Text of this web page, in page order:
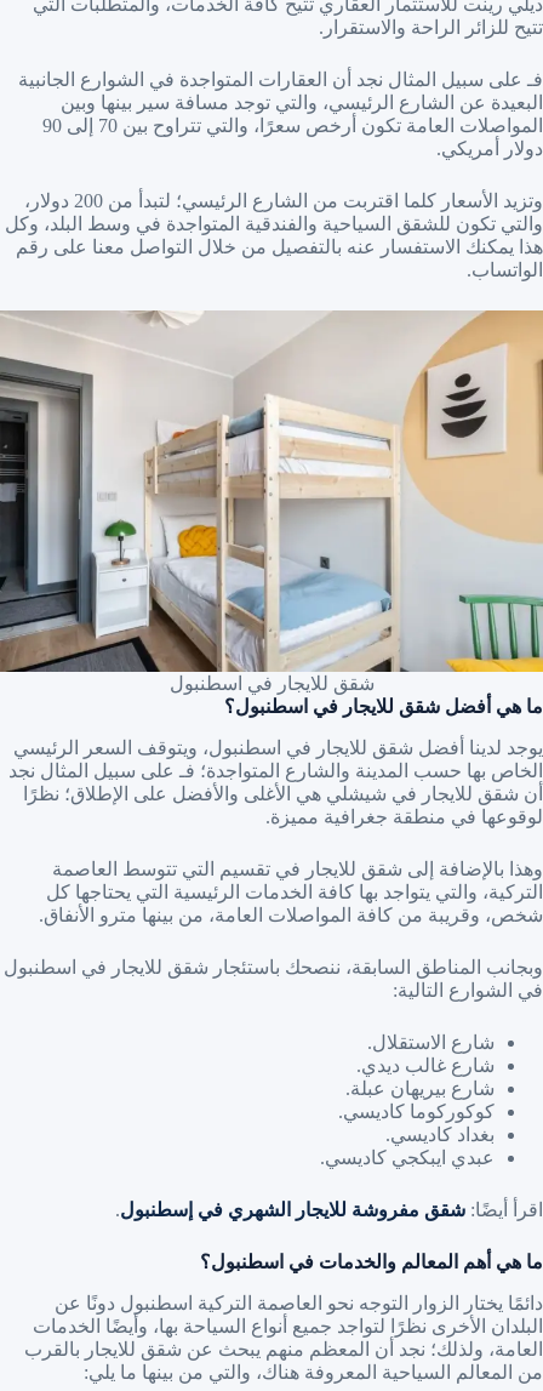
تتيح للزائر الراحة والاستقرار.
فـ على سبيل المثال نجد أن العقارات المتواجدة في الشوارع الجانبية
البعيدة عن الشارع الرئيسي، والتي توجد مسافة سير بينها وبين
المواصلات العامة تكون أرخص سعرًا، والتي تتراوح بين 70 إلى 90
دولار أمريكي.
وتزيد الأسعار كلما اقتربت من الشارع الرئيسي؛ لتبدأ من 200 دولار،
والتي تكون للشقق السياحية والفندقية المتواجدة في وسط البلد، وكل
هذا يمكنك الاستفسار عنه بالتفصيل من خلال التواصل معنا على رقم
الواتساب.
شقق للايجار في اسطنبول
ما هي أفضل شقق للايجار في اسطنبول؟
يوجد لدينا أفضل شقق للايجار في اسطنبول، ويتوقف السعر الرئيسي
الخاص بها حسب المدينة والشارع المتواجدة؛ فـ على سبيل المثال نجد
أن شقق للايجار في شيشلي هي الأغلى والأفضل على الإطلاق؛ نظرًا
لوقوعها في منطقة جغرافية مميزة.
وهذا بالإضافة إلى شقق للايجار في تقسيم التي تتوسط العاصمة
التركية، والتي يتواجد بها كافة الخدمات الرئيسية التي يحتاجها كل
شخص، وقريبة من كافة المواصلات العامة، من بينها مترو الأنفاق.
وبجانب المناطق السابقة، ننصحك باستئجار شقق للايجار في اسطنبول
في الشوارع التالية:
شارع الاستقلال.
شارع غالب ديدي.
شارع بيريهان عبلة.
كوكوركوما كاديسي.
بغداد كاديسي.
عبدي ايبكجي كاديسي.
اقرأ أيضًا: شقق مفروشة للايجار الشهري في إسطنبول.
ما هي أهم المعالم والخدمات في اسطنبول؟
دائمًا يختار الزوار التوجه نحو العاصمة التركية اسطنبول دونًا عن
البلدان الأخرى نظرًا لتواجد جميع أنواع السياحة بها، وأيضًا الخدمات
العامة، ولذلك؛ نجد أن المعظم منهم يبحث عن شقق للايجار بالقرب
من المعالم السياحية المعروفة هناك، والتي من بينها ما يلي: